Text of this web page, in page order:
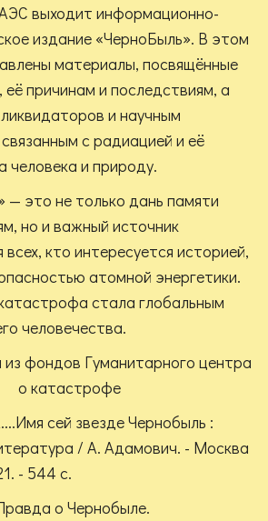
выходит информационно-
издание «ЧерноБыль». В этом
материалы, посвящённые
причинам и последствиям, а
и научным
с радиацией и её
человека и природу.
— это не только дань памяти
но и важный источник
кто интересуется историей,
атомной энергетики.
стала глобальным
человечества.
фондов Гуманитарного центра
о катастрофе
сей звезде Чернобыль :
/ А. Адамович. - Москва
- 544 с.
о Чернобыле.